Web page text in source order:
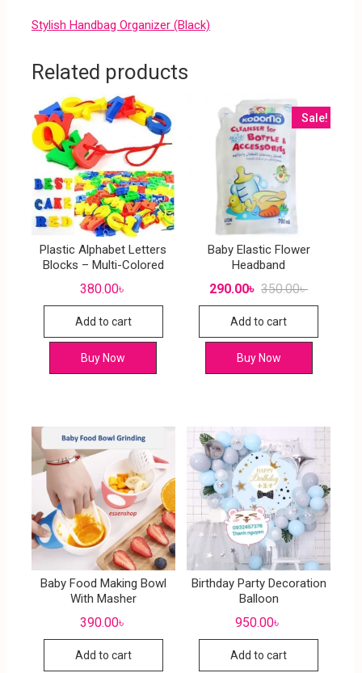
Stylish Handbag Organizer (Black)
Related products
Plastic Alphabet Letters
Blocks – Multi-Colored
380.00৳
Add to cart
Buy Now
Sale!
Baby Elastic Flower
Headband
350.00৳
290.00৳
Add to cart
Buy Now
Baby Food Making Bowl
With Masher
390.00৳
Add to cart
Birthday Party Decoration
Balloon
950.00৳
Add to cart